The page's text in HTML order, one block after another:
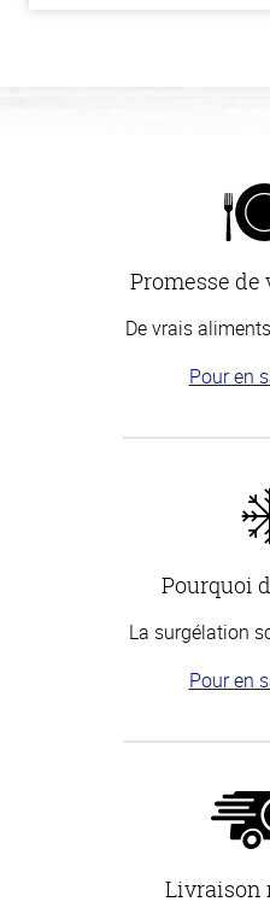
Promesse
De vrais
Pour en
Pourquoi
La surgélation
Pour en
Livraison